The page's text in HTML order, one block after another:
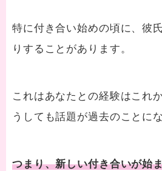
特に付き合い始めの頃に、彼
りすることがあります。
これはあなたとの経験はこれ
うしても話題が過去のことに
つまり、新しい付き合いが始